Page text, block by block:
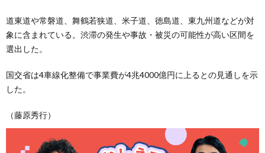
道東道や常磐道、舞鶴若狭道、米子道、徳島道、東九州道などが対
象に含まれている。渋滞の発生や事故・被災の可能性が高い区間を
選出した。
国交省は4車線化整備で事業費が4兆4000億円に上るとの見通しを示
した。
（藤原秀行）